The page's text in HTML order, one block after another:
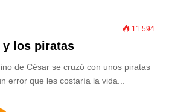
11.594
y los piratas
de César se cruzó con unos piratas
error que les costaría la vida...